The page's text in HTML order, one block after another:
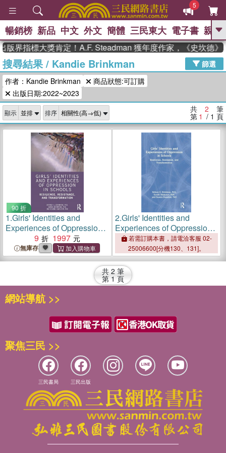
5
GO
熱搜： 東野圭吾 The Odyssey 、
父親節 、 如果歷史是一群喵 、 暑期
推薦 、 國際布克獎 臺灣漫遊錄
孩：黎曼猜想 、 偉大的迷走神經
暢銷榜 新品 中文 外文 簡體 三民東大 電子書 親子
版界指標大獎肯定！A.F. Steadman 獲年度作家，《史坎德》
搜尋結果/ Kandie Brinkman
篩選
作者：Kandie Brinkman
商品狀態:可訂購
出版日期:2022~2023
顯示 排序 共 2 筆
第 1 / 1 頁
90 折
1.Girls' Identities and
Experiences of Oppression
in Schools：Resilience,
Resistance, and
Transformation
9 1997
無庫存
2.Girls' Identities and
Experiences of Oppression
in Schools：Resilience,
Resistance, and
Transformation
若需訂購本書，請電洽客服 02-
25006600[分機130、131]。
共 2 筆
第 1 頁
網站導航 >>
聚焦三民 >>
三民書局 三民出版